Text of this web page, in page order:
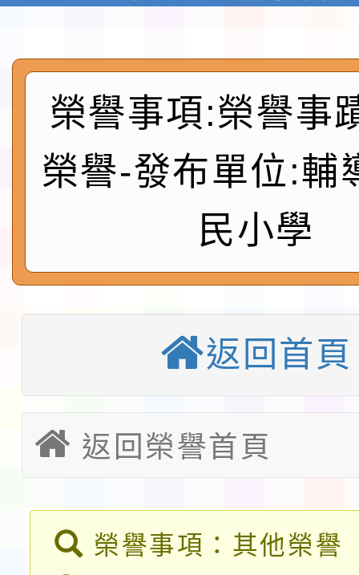
及師生本土語及新住民
實施要點各1份
115年食農教育專業人
程
函轉國家通訊傳播委員
鎮韌性（防空）演習－
速演練執行計畫」
「115年金融知識線上
本校115學年度第1學
第3次招考代課鐘點教
告(不再辦理後續甄選)
檢送「桃園市115學年
賽實施要點」1份
本市「115學年度學生
程安排一案
「桃園市補助參觀特色
展演活動實施計畫」
請一案
教育部校安中心白海豚
報
淨零綠領人才培育課程
檢送桃園市115學年度
及師生本土語及新住民
115年食農教育專業人
榮譽事項:榮譽事
榮譽-發布單位:輔
民小學
返回首頁
返回榮譽首頁
榮譽事項：其他榮譽